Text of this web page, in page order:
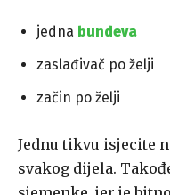
jedna bundeva
zaslađivač po želji
začin po želji
Jednu tikvu isjecite
svakog dijela.